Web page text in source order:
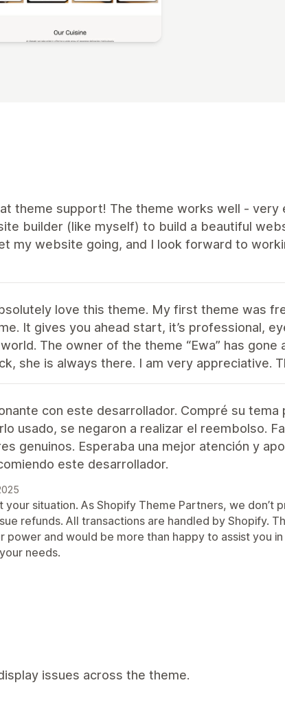
theme support! The theme works well - very
builder (like myself) to build a beautiful
my website going, and I look forward to
love this theme. My first theme was
It gives you ahead start, it’s professional,
The owner of the theme “Ewa” has gone
she is always there. I am very appreciative.
con este desarrollador. Compré su tema
usado, se negaron a realizar el reembolso.
genuinos. Esperaba una mejor atención y
este desarrollador.
your situation. As Shopify Theme Partners, we don’t
refunds. All transactions are handled by Shopify.
power and would be more than happy to assist you
needs.
issues across the theme.